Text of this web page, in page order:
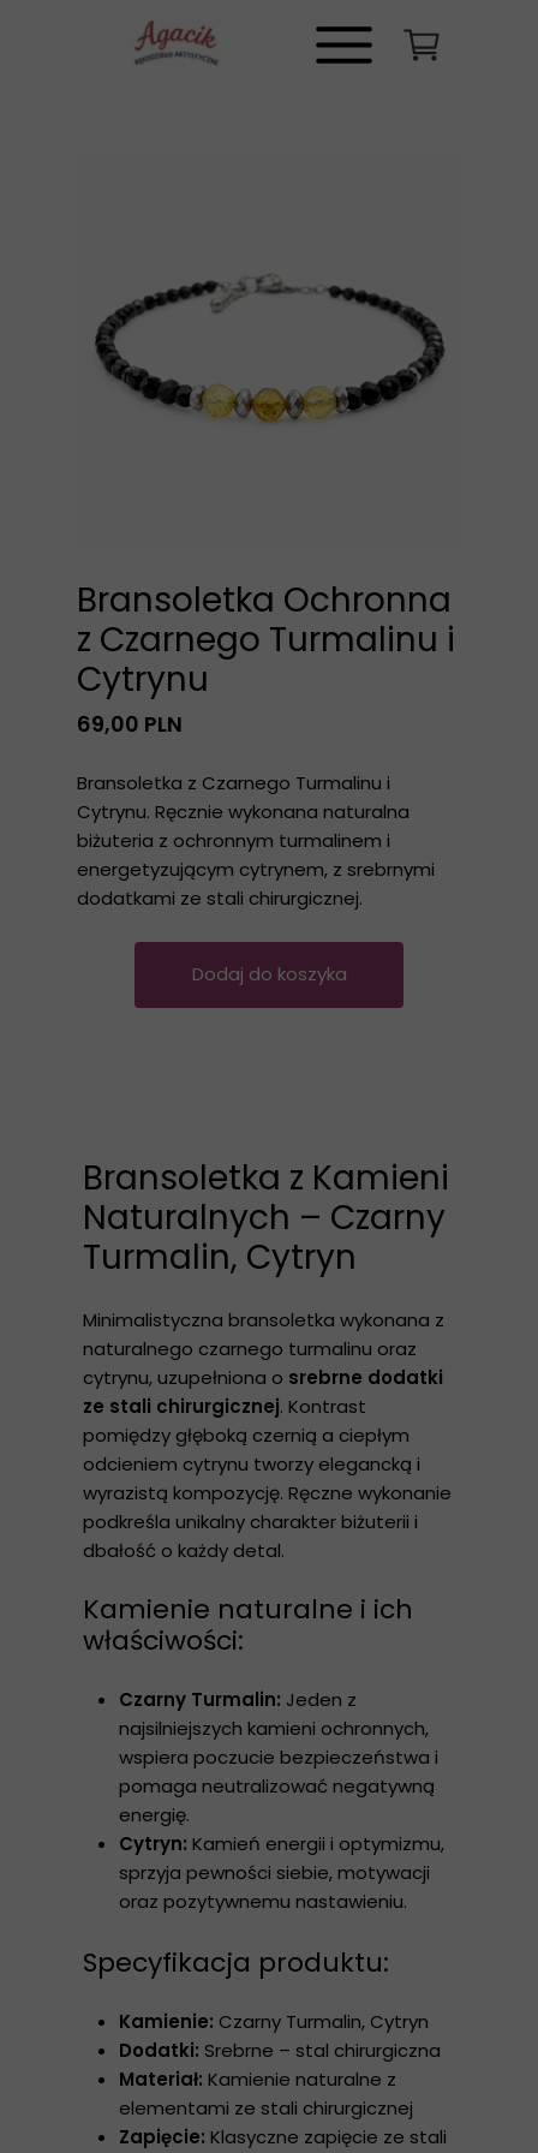
Dodaj do koszyka
Bransoletka z Czarnego Turmalinu i
Cytrynu. Ręcznie wykonana naturalna
biżuteria z ochronnym turmalinem i
energetyzującym cytrynem, z srebrnymi
dodatkami ze stali chirurgicznej.
69,00 PLN
Bransoletka Ochronna
z Czarnego Turmalinu i
Cytrynu
Bransoletka z Kamieni
Naturalnych – Czarny
Turmalin, Cytryn
Minimalistyczna bransoletka wykonana z
naturalnego czarnego turmalinu oraz
cytrynu, uzupełniona o srebrne dodatki
ze stali chirurgicznej. Kontrast
pomiędzy głęboką czernią a ciepłym
odcieniem cytrynu tworzy elegancką i
wyrazistą kompozycję. Ręczne wykonanie
podkreśla unikalny charakter biżuterii i
dbałość o każdy detal.
Kamienie naturalne i ich
właściwości:
Czarny Turmalin: Jeden z
najsilniejszych kamieni ochronnych,
wspiera poczucie bezpieczeństwa i
pomaga neutralizować negatywną
energię.
Cytryn: Kamień energii i optymizmu,
sprzyja pewności siebie, motywacji
oraz pozytywnemu nastawieniu.
Specyfikacja produktu:
Kamienie: Czarny Turmalin, Cytryn
Dodatki: Srebrne – stal chirurgiczna
Materiał: Kamienie naturalne z
elementami ze stali chirurgicznej
Zapięcie: Klasyczne zapięcie ze stali